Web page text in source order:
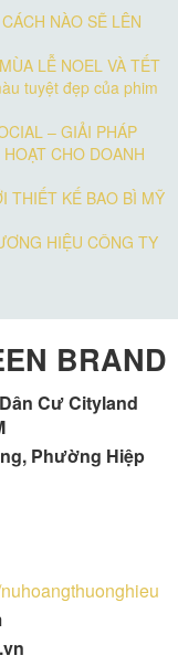
NÀO SẼ LÊN
LỄ NOEL VÀ TẾT
tuyệt đẹp của phim
– GIẢI PHÁP
CHO DOANH
THIẾT KẾ BAO BÌ MỸ
HIỆU CÔNG TY
BRAND
Cư Cityland
Phường Hiệp